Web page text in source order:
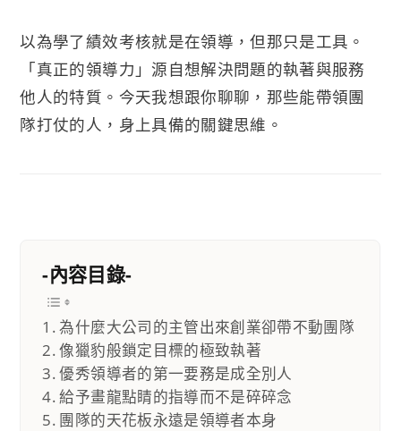
以為學了績效考核就是在領導，但那只是工具。
「真正的領導力」源自想解決問題的執著與服務
他人的特質。今天我想跟你聊聊，那些能帶領團
隊打仗的人，身上具備的關鍵思維。
-內容目錄-
為什麼大公司的主管出來創業卻帶不動團隊
像獵豹般鎖定目標的極致執著
優秀領導者的第一要務是成全別人
給予畫龍點睛的指導而不是碎碎念
團隊的天花板永遠是領導者本身